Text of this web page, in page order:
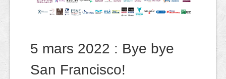
5 mars 2022 : Bye bye
San Francisco!